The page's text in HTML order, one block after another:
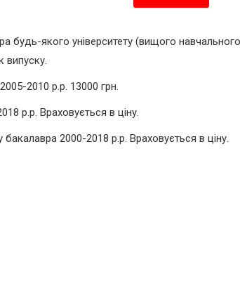
будь-якого університету (вищого
випуску.
2010 р.р. 13000 грн.
р.р. Враховується в ціну.
2000-2018 р.р. Враховується в ціну.